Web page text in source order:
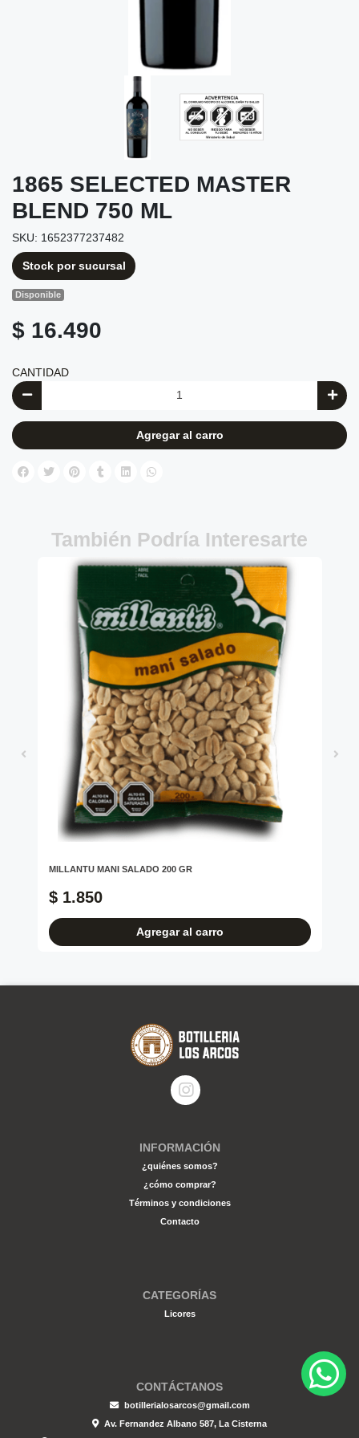
1865 SELECTED MASTER
BLEND 750 ML
SKU: 1652377237482
Stock por sucursal
Disponible
$ 16.490
CANTIDAD
Agregar al carro
También Podría Interesarte
MILLANTU MANI SALADO 200 GR
$ 1.850
Agregar al carro
INFORMACIÓN
¿quiénes somos?
¿cómo comprar?
Términos y condiciones
Contacto
CATEGORÍAS
Licores
CONTÁCTANOS
botillerialosarcos@gmail.com
Av. Fernandez Albano 587, La Cisterna